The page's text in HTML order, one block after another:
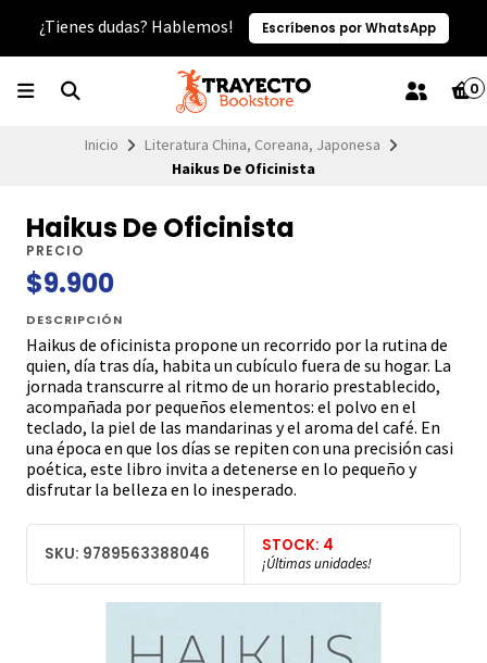
¿Tienes dudas? Hablemos! Escríbenos por WhatsApp
0
Inicio
Literatura China, Coreana, Japonesa
Haikus De Oficinista
Haikus De Oficinista
PRECIO
$9.900
DESCRIPCIÓN
Haikus de oficinista propone un recorrido por la rutina de
quien, día tras día, habita un cubículo fuera de su hogar. La
jornada transcurre al ritmo de un horario prestablecido,
acompañada por pequeños elementos: el polvo en el
teclado, la piel de las mandarinas y el aroma del café. En
una época en que los días se repiten con una precisión casi
poética, este libro invita a detenerse en lo pequeño y
disfrutar la belleza en lo inesperado.
SKU: 9789563388046 STOCK: 4
¡Últimas unidades!